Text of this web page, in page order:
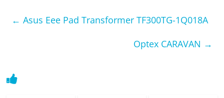
telefony,
← Asus Eee Pad Transformer TF300TG-1Q018A
Optex CARAVAN →